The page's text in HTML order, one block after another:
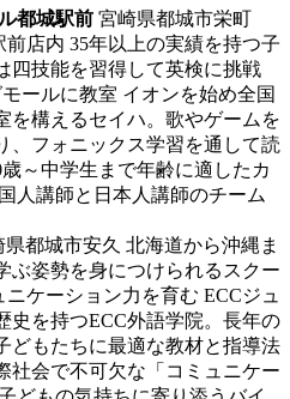
都城駅前 宮崎県都城市栄町
前店内 35年以上の実績を持つ子
四技能を習得して英検に挑戦
ールに教室 イオンを始め全国
を構えるセイハ。歌やゲームを
、フォニックス学習を通して読
～中学生まで年齢に適したカ
人講師と日本人講師のチーム
県都城市安久 北海道から沖縄ま
ぶ姿勢を身につけられるスクー
ケーション力を育む ECCジュ
史を持つECC外語学院。長年の
どもたちに最適な教材と指導法
社会で不可欠な「コミュニケー